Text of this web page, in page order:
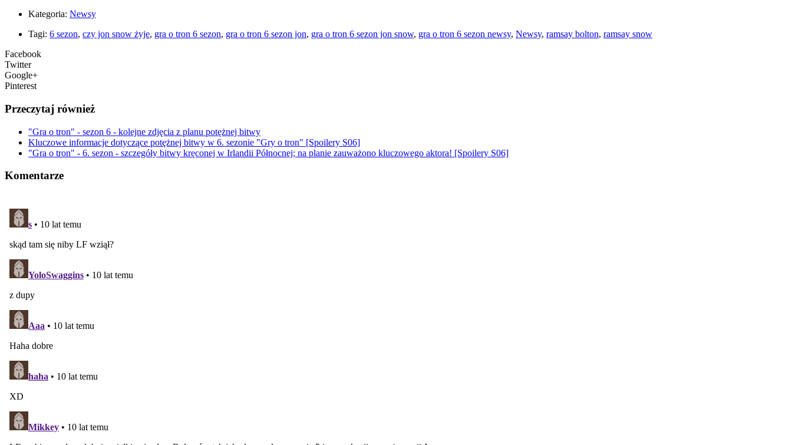
Kategoria: Newsy
Tagi: 6 sezon, czy jon snow żyje, gra o tron 6 sezon, gra o tron 6 sezon jon, gra o tron 6 sezon jon snow, gra o tron 6 sezon newsy, Newsy, ramsay bolton, ramsay snow
Facebook
Twitter
Google+
Pinterest
Przeczytaj również
"Gra o tron" - sezon 6 - kolejne zdjęcia z planu potężnej bitwy
Kluczowe informacje dotyczące potężnej bitwy w 6. sezonie "Gry o tron" [Spoilery S06]
"Gra o tron" - 6. sezon - szczegóły bitwy kręconej w Irlandii Północnej; na planie zauważono kluczowego aktora! [Spoilery S06]
Komentarze